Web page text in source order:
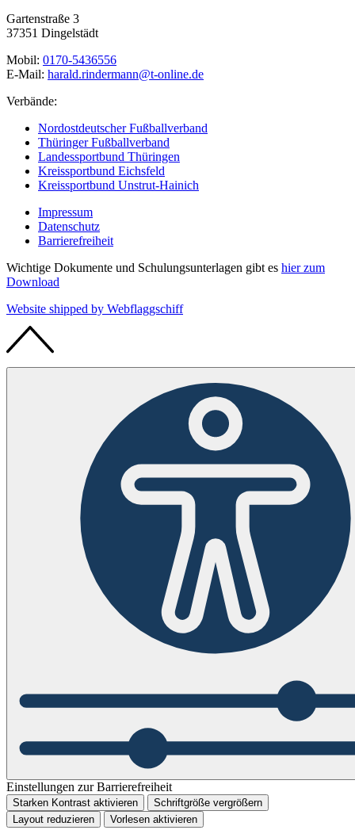
Gartenstraße 3
37351 Dingelstädt
Mobil: 0170-5436556
E-Mail: harald.rindermann@t-online.de
Verbände:
Nordostdeutscher Fußballverband
Thüringer Fußballverband
Landessportbund Thüringen
Kreissportbund Eichsfeld
Kreissportbund Unstrut-Hainich
Impressum
Datenschutz
Barrierefreiheit
Wichtige Dokumente und Schulungsunterlagen gibt es hier zum
Download
Website shipped by Webflaggschiff
Einstellungen zur Barrierefreiheit
Starken Kontrast aktivieren
Schriftgröße vergrößern
Layout reduzieren
Vorlesen aktivieren